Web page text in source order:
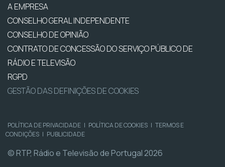
A EMPRESA
CONSELHO GERAL INDEPENDENTE
CONSELHO DE OPINIÃO
CONTRATO DE CONCESSÃO DO SERVIÇO PÚBLICO DE
RÁDIO E TELEVISÃO
RGPD
GESTÃO DAS DEFINIÇÕES DE COOKIES
POLÍTICA DE PRIVACIDADE | POLÍTICA DE COOKIES | TERMOS E
CONDIÇÕES | PUBLICIDADE
© RTP, Rádio e Televisão de Portugal 2026